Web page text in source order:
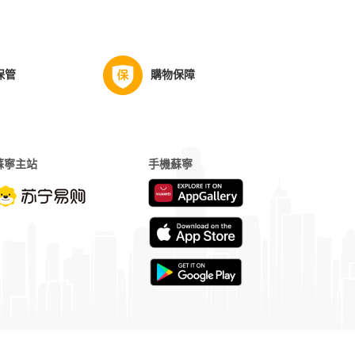
管 購物保障
寧主站 手機蘇寧